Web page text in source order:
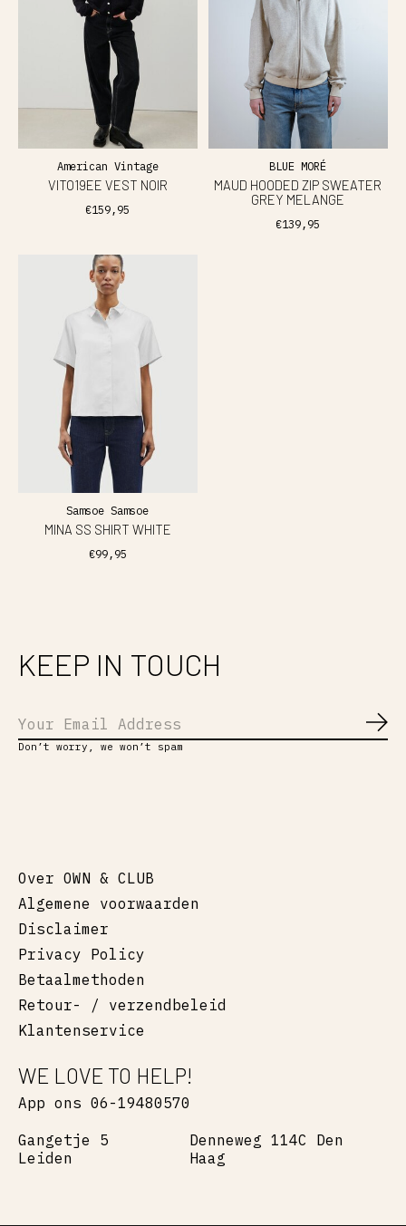
American Vintage
VITO19EE VEST NOIR
€159,95
BLUE MORÉ
MAUD HOODED ZIP SWEATER
GREY MELANGE
€139,95
Samsoe Samsoe
MINA SS SHIRT WHITE
€99,95
KEEP IN TOUCH
Don’t worry, we won’t spam
Over OWN & CLUB
Algemene voorwaarden
Disclaimer
Privacy Policy
Betaalmethoden
Retour- / verzendbeleid
Klantenservice
WE LOVE TO HELP!
App ons 06-19480570
Gangetje 5
Leiden
Denneweg 114C Den
Haag